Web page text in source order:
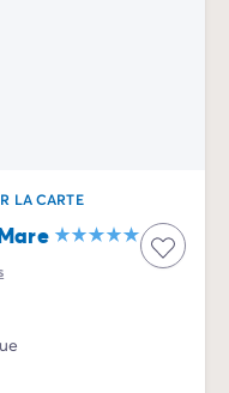
LA CARTE